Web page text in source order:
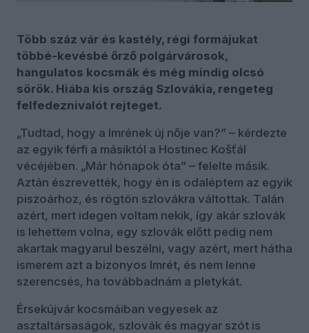
Több száz vár és kastély, régi formájukat
többé-kevésbé őrző polgárvárosok,
hangulatos kocsmák és még mindig olcsó
sörök. Hiába kis ország Szlovákia, rengeteg
felfedeznivalót rejteget.
„Tudtad, hogy a Imrének új nője van?” – kérdezte
az egyik férfi a másiktól a Hostinec Košťál
vécéjében. „Már hónapok óta” – felelte másik.
Aztán észrevették, hogy én is odaléptem az egyik
piszoárhoz, és rögtön szlovákra váltottak. Talán
azért, mert idegen voltam nekik, így akár szlovák
is lehettem volna, egy szlovák előtt pedig nem
akartak magyarul beszélni, vagy azért, mert hátha
ismerem azt a bizonyos Imrét, és nem lenne
szerencsés, ha továbbadnám a pletykát.
Érsekújvár kocsmáiban vegyesek az
asztaltársaságok, szlovák és magyar szót is